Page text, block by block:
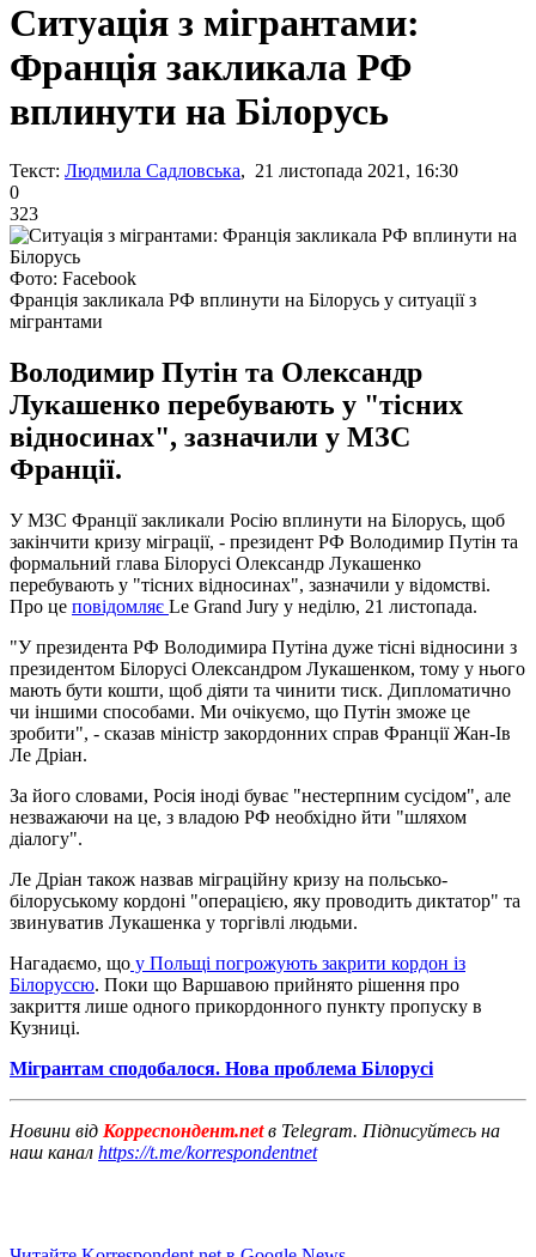
Ситуація з мігрантами:
Франція закликала РФ
вплинути на Білорусь
Текст: Людмила Садловська, 21 листопада 2021, 16:30
0
323
Фото: Facebook
Франція закликала РФ вплинути на Білорусь у ситуації з
мігрантами
Володимир Путін та Олександр
Лукашенко перебувають у "тісних
відносинах", зазначили у МЗС
Франції.
У МЗС Франції закликали Росію вплинути на Білорусь, щоб
закінчити кризу міграції, - президент РФ Володимир Путін та
формальний глава Білорусі Олександр Лукашенко
перебувають у "тісних відносинах", зазначили у відомстві.
Про це повідомляє Le Grand Jury у неділю, 21 листопада.
"У президента РФ Володимира Путіна дуже тісні відносини з
президентом Білорусі Олександром Лукашенком, тому у нього
мають бути кошти, щоб діяти та чинити тиск. Дипломатично
чи іншими способами. Ми очікуємо, що Путін зможе це
зробити", - сказав міністр закордонних справ Франції Жан-Ів
Ле Дріан.
За його словами, Росія іноді буває "нестерпним сусідом", але
незважаючи на це, з владою РФ необхідно йти "шляхом
діалогу".
Ле Дріан також назвав міграційну кризу на польсько-
білоруському кордоні "операцією, яку проводить диктатор" та
звинуватив Лукашенка у торгівлі людьми.
Нагадаємо, що у Польщі погрожують закрити кордон із
Білоруссю. Поки що Варшавою прийнято рішення про
закриття лише одного прикордонного пункту пропуску в
Кузниці.
Мігрантам сподобалося. Нова проблема Білорусі
Новини від Корреспондент.netв Telegram. Підписуйтесь на
наш канал https://t.me/korrespondentnet